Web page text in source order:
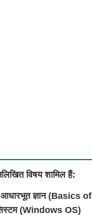
विषय शामिल हैं:
आधारभूत ज्ञान (Basics
(Windows OS)